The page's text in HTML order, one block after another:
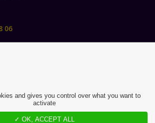
06
DES HOMMES ENGAGÉS
and gives you control over what you want to
activate
✓ OK, ACCEPT ALL